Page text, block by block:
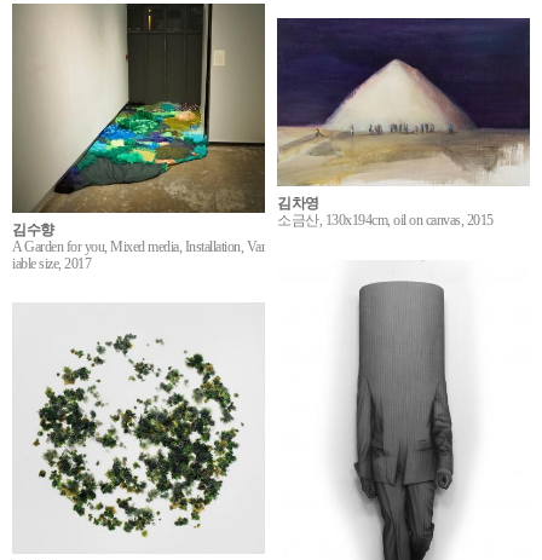
김수향
A Garden for you, Mixed media, Installation, Var
iable size, 2017
김차영
소금산, 130x194cm, oil on canvas, 2015